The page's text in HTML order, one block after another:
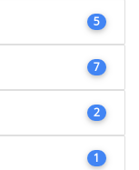
5
7
2
1